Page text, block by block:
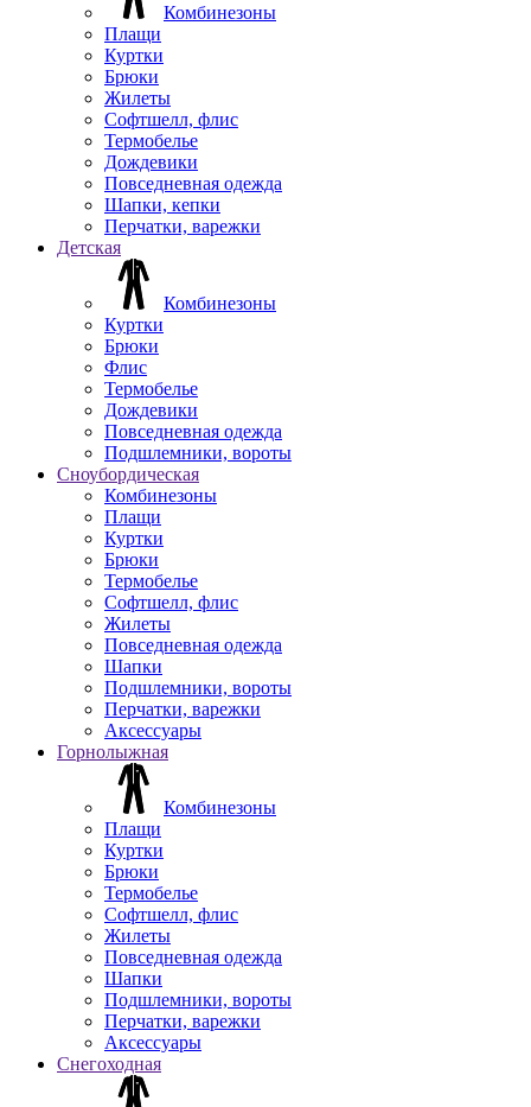
Комбинезоны
Плащи
Куртки
Брюки
Жилеты
Софтшелл, флис
Термобелье
Дождевики
Повседневная одежда
Шапки, кепки
Перчатки, варежки
Детская
Комбинезоны
Куртки
Брюки
Флис
Термобелье
Дождевики
Повседневная одежда
Подшлемники, вороты
Сноубордическая
Комбинезоны
Плащи
Куртки
Брюки
Термобелье
Софтшелл, флис
Жилеты
Повседневная одежда
Шапки
Подшлемники, вороты
Перчатки, варежки
Аксессуары
Горнолыжная
Комбинезоны
Плащи
Куртки
Брюки
Термобелье
Софтшелл, флис
Жилеты
Повседневная одежда
Шапки
Подшлемники, вороты
Перчатки, варежки
Аксессуары
Снегоходная